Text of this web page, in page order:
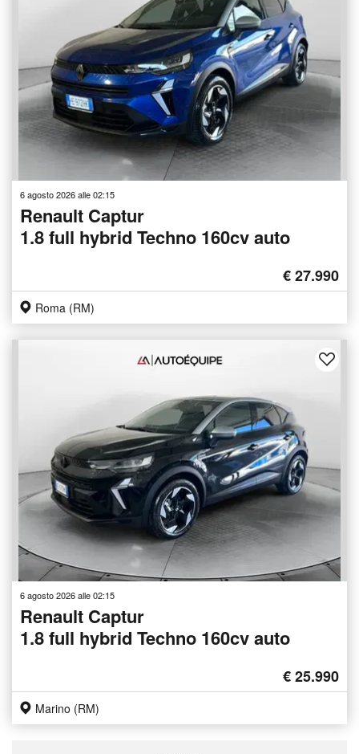
6 agosto 2026 alle 02:15
Renault Captur
1.8 full hybrid Techno 160cv auto
€ 27.990
Roma (RM)
6 agosto 2026 alle 02:15
Renault Captur
1.8 full hybrid Techno 160cv auto
€ 25.990
Marino (RM)